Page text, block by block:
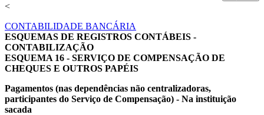
<
CONTABILIDADE BANCÁRIA
ESQUEMAS DE REGISTROS CONTÁBEIS -
CONTABILIZAÇÃO
ESQUEMA 16 - SERVIÇO DE COMPENSAÇÃO DE
CHEQUES E OUTROS PAPÉIS
Pagamentos (nas dependências não centralizadoras,
participantes do Serviço de Compensação) - Na instituição
sacada